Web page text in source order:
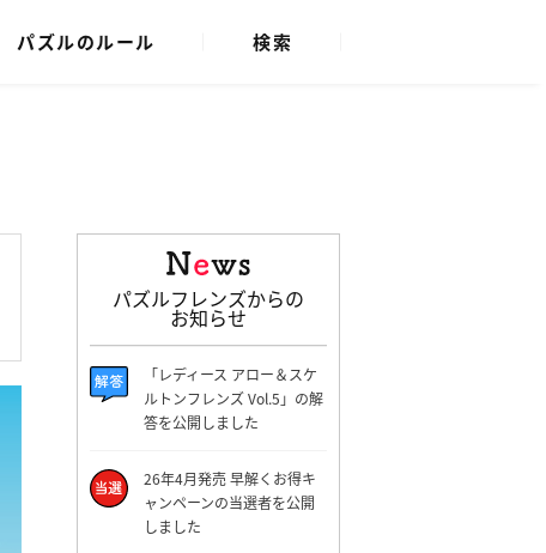
パズルのルール 検索
パズルフレンズからの
お知らせ
「レディース アロー＆スケ
ルトンフレンズ Vol.5」の解
答を公開しました
26年4月発売 早解くお得キ
ャンペーンの当選者を公開
しました